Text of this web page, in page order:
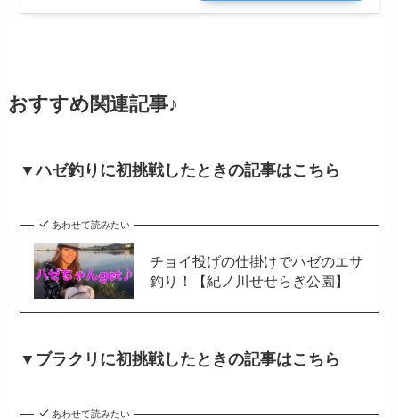
おすすめ関連記事♪
▼ハゼ釣りに初挑戦したときの記事はこちら
あわせて読みたい
チョイ投げの仕掛けでハゼのエサ
釣り！【紀ノ川せせらぎ公園】
▼ブラクリに初挑戦したときの記事はこちら
あわせて読みたい